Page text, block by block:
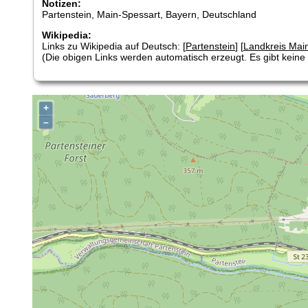
Notizen:
Partenstein, Main-Spessart, Bayern, Deutschland
Wikipedia:
Links zu Wikipedia auf Deutsch: [Partenstein] [Landkreis
(Die obigen Links werden automatisch erzeugt. Es gibt
+
–